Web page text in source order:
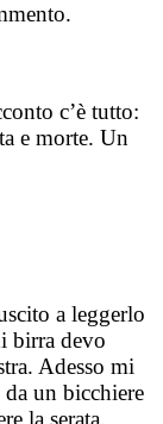
c’è tutto:
e morte. Un
a leggerlo
birra devo
Adesso mi
da un bicchiere